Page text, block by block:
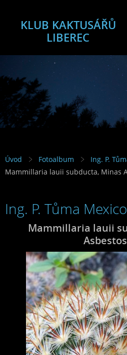
KLUB KAKTUSÁŘŮ
LIBEREC
Úvod Fotoalbum
Ing. P.
Mammillaria lauii subducta, Minas
Ing. P. Tůma
Mammillaria lauii